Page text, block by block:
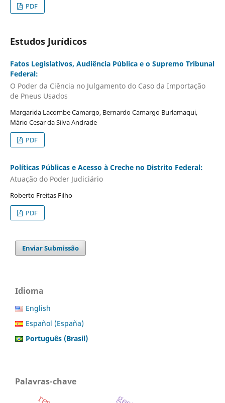
PDF
Estudos Jurídicos
Fatos Legislativos, Audiência Pública e o Supremo Tribunal
Federal:
O Poder da Ciência no Julgamento do Caso da Importação
de Pneus Usados
Margarida Lacombe Camargo, Bernardo Camargo Burlamaqui,
Mário Cesar da Silva Andrade
PDF
Políticas Públicas e Acesso à Creche no Distrito Federal:
Atuação do Poder Judiciário
Roberto Freitas Filho
PDF
Enviar Submissão
Idioma
English
Español (España)
Português (Brasil)
Palavras-chave